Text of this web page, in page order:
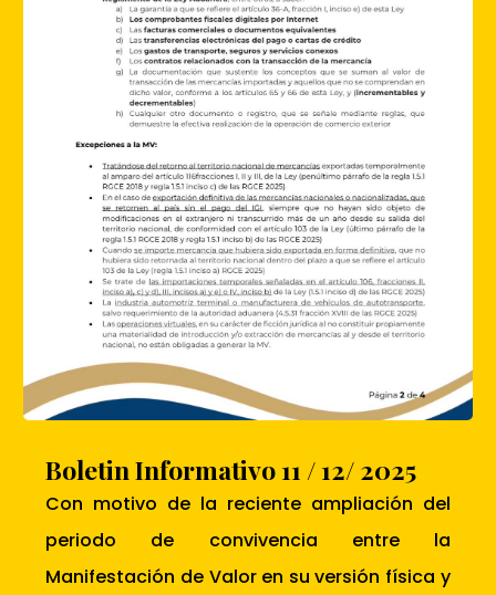
Boletin Informativo 11 / 12/ 2025
Con motivo de la reciente ampliación del
periodo de convivencia entre la
Manifestación de Valor en su versión física y